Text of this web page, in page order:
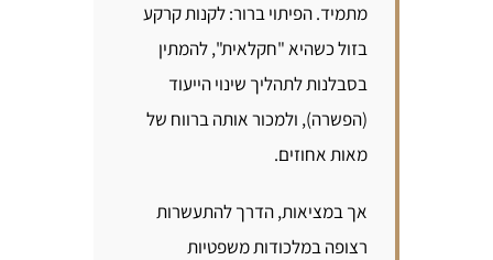
מתמיד. הפיתוי ברור: לקנות קרקע
בזול כשהיא "חקלאית", להמתין
בסבלנות לתהליך שינוי הייעוד
(הפשרה), ולמכור אותה ברווח של
מאות אחוזים.
אך במציאות, הדרך להתעשרות
רצופה במלכודות משפטיות